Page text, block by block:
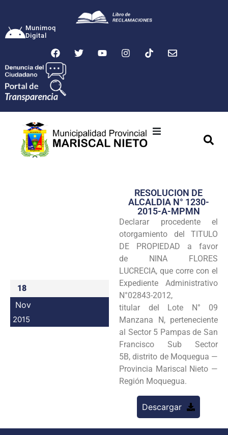
Munimoq
Digital
Transparencia
Seguridad
Programas
Intranet
18
Nov
2015
RESOLUCION DE
ALCALDIA N° 1230-
2015-A-MPMN
Declarar procedente el
otorgamiento del TITULO
DE PROPIEDAD a favor
de NINA FLORES
LUCRECIA, que corre con el
Expediente Administrativo
N°02843-2012,
titular del Lote N° 09
Manzana N, perteneciente
al Sector 5 Pampas de San
Francisco Sub Sector
5B, distrito de Moquegua —
Provincia Mariscal Nieto —
Región Moquegua.
Descargar